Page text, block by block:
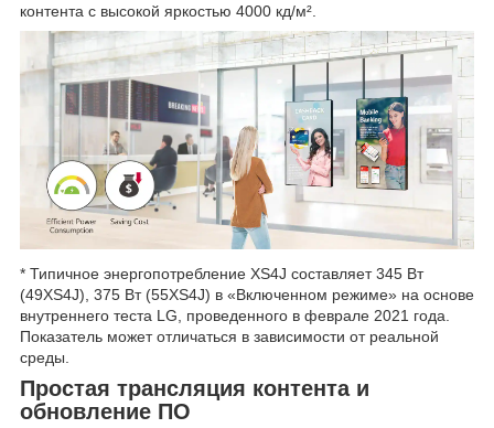
контента с высокой яркостью 4000 кд/м².
* Типичное энергопотребление XS4J составляет 345 Вт
(49XS4J), 375 Вт (55XS4J) в «Включенном режиме» на основе
внутреннего теста LG, проведенного в феврале 2021 года.
Показатель может отличаться в зависимости от реальной
среды.
Простая трансляция контента и
обновление ПО